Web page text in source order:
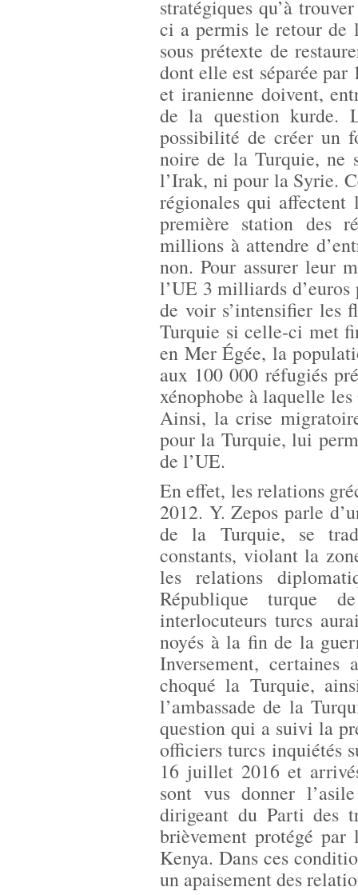
stratégiques qu’à
ci a permis le retour de
sous prétexte de
dont elle est séparée
et iranienne doivent,
de la question kurde.
possibilité de créer un
noire de la Turquie, ne
l’Irak, ni pour la Syrie.
régionales qui
première station des
millions à attendre
non. Pour assurer leur
l’UE 3 milliards
de voir s’intensifier les
Turquie si celle-ci met
en Mer Égée, la
aux 100 000 réfugiés
xénophobe à laquelle
Ainsi, la crise
pour la Turquie, lui
de l’UE.
En effet, les relations
2012. Y. Zepos parle
de la Turquie, se
constants, violant la
les relations
République turque
interlocuteurs turcs
noyés à la fin de la
Inversement, certaines
choqué la Turquie,
l’ambassade de la
question qui a suivi la
officiers turcs inquiétés
16 juillet 2016 et
sont vus donner
dirigeant du Parti des
brièvement protégé par
Kenya. Dans ces
un apaisement des